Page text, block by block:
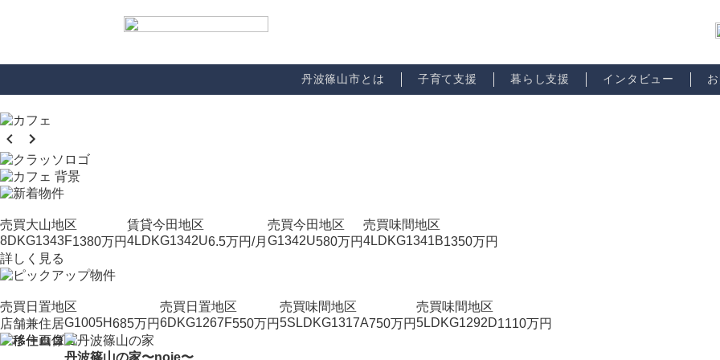
丹波篠山市とは 子育て支援 暮らし支援 インタビュー
売買大山地区
8DKG1343F1380万円
賃貸今田地区
4LDKG1342U6.5万円/月
売買今田地区
G1342U580万円
売買味間地区
4LDKG1341B1350万円
詳しく見る
売買 日置地区
店舗兼住居G1005H685万円
売買 日置地区
6DKG1267F550万円
売買味間地区
5SLDKG1317A750万円
売買味間地区
5LDKG1292D1110万円
丹波篠山の家〜noie〜